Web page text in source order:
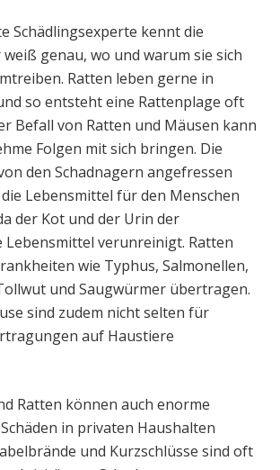
Schädlingsexperte kennt die
weiß genau, wo und warum sie sich
Ratten leben gerne in
so entsteht eine Rattenplage oft
Befall von Ratten und Mäusen kann
Folgen mit sich bringen. Die
den Schadnagern angefressen
Lebensmittel für den Menschen
der Kot und der Urin der
Lebensmittel verunreinigt. Ratten
wie Typhus, Salmonellen,
und Saugwürmer übertragen.
sind zudem nicht selten für
auf Haustiere
Ratten können auch enorme
in privaten Haushalten
und Kurzschlüsse sind oft